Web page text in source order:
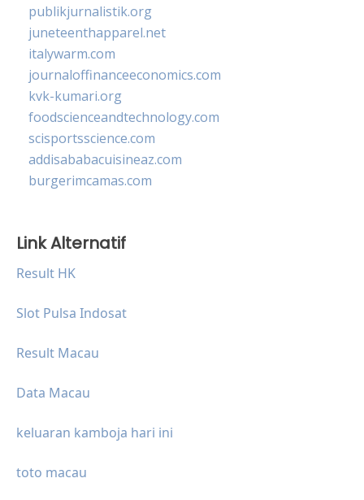
publikjurnalistik.org
juneteenthapparel.net
italywarm.com
journaloffinanceeconomics.com
kvk-kumari.org
foodscienceandtechnology.com
scisportsscience.com
addisababacuisineaz.com
burgerimcamas.com
Link Alternatif
Result HK
Slot Pulsa Indosat
Result Macau
Data Macau
keluaran kamboja hari ini
toto macau